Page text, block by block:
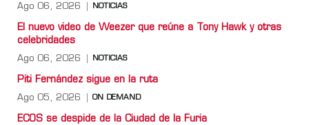
Ago 06, 2026 NOTICIAS
El nuevo video de Weezer que reúne a Tony Hawk y otras
celebridades
Ago 06, 2026 NOTICIAS
Piti Fernández sigue en la ruta
Ago 05, 2026 ON DEMAND
ECOS se despide de la Ciudad de la Furia